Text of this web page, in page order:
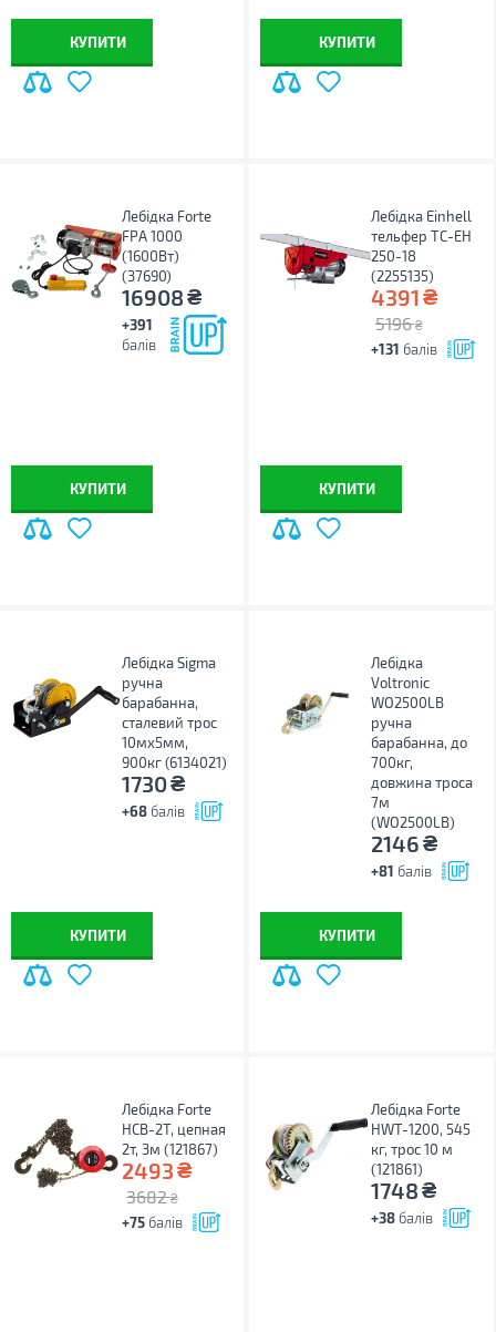
КУПИТИ КУПИТИ
Лебідка Forte
FPA 1000
(1600Вт)
(37690)
16908₴
+391
балів
КУПИТИ
Лебідка Einhell
тельфер TC-EH
250-18
(2255135)
4391₴
5196 ₴
+131 балів
КУПИТИ
Лебідка Sigma
ручна
барабанна,
сталевий трос
10мx5мм,
900кг (6134021)
1730₴
+68 балів
КУПИТИ
Лебідка
Voltronic
WO2500LB
ручна
барабанна, до
700кг,
довжина троса
7м
(WO2500LB)
2146₴
+81 балів
КУПИТИ
Лебідка Forte
HCB-2T, цепная
2т, 3м (121867)
2493₴
3682 ₴
+75 балів
Лебідка Forte
HWT-1200, 545
кг, трос 10 м
(121861)
1748₴
+38 балів